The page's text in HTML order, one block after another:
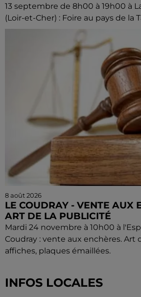
13 septembre de 8h00 à 19h00 à
(Loir-et-Cher) : Foire au pays de la
8 août 2026
LE COUDRAY - VENTE AUX
ART DE LA PUBLICITÉ
Mardi 24 novembre à 10h00 à
Coudray : vente aux enchères. Art
affiches, plaques émaillées.
INFOS LOCALES